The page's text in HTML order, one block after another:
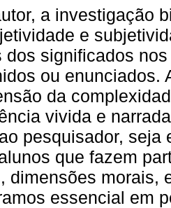
a investigação
e
dos significados
ou enunciados.
da
vivida e
pesquisador, seja
que fazem
dimensões morais,
essencial em